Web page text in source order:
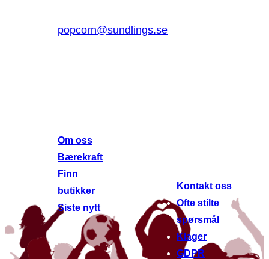
popcorn@sundlings.se
Om oss
Bærekraft
Finn
butikker
Siste nytt
Kontakt oss
Ofte stilte
spørsmål
Klager
GDPR